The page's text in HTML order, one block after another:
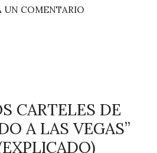
UN COMENTARIO
CARTELES DE
A LAS VEGAS”